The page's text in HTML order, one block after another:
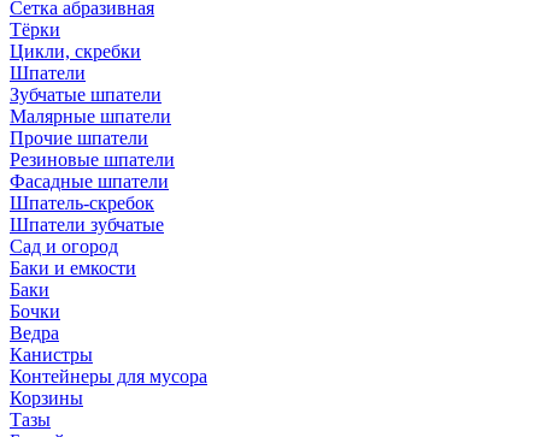
Сетка абразивная
Тёрки
Цикли, скребки
Шпатели
Зубчатые шпатели
Малярные шпатели
Прочие шпатели
Резиновые шпатели
Фасадные шпатели
Шпатель-скребок
Шпатели зубчатые
Сад и огород
Баки и емкости
Баки
Бочки
Ведра
Канистры
Контейнеры для мусора
Корзины
Тазы